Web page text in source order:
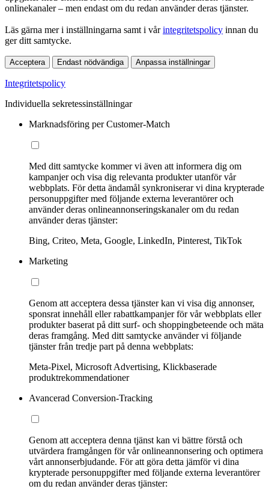
onlinekanaler – men endast om du redan använder deras tjänster.
Läs gärna mer i inställningarna samt i vårintegritetspolicy innan du
ger ditt samtycke.
Acceptera Endast nödvändiga Anpassa inställningar
Integritetspolicy
Individuella sekretessinställningar
Marknadsföring per Customer-Match
Med ditt samtycke kommer vi även att informera dig om
kampanjer och visa dig relevanta produkter utanför vår
webbplats. För detta ändamål synkroniserar vi dina krypterade
personuppgifter med följande externa leverantörer och
använder deras onlineannonseringskanaler om du redan
använder deras tjänster:
Bing, Criteo, Meta, Google, LinkedIn, Pinterest, TikTok
Marketing
Genom att acceptera dessa tjänster kan vi visa dig annonser,
sponsrat innehåll eller rabattkampanjer för vår webbplats eller
produkter baserat på ditt surf- och shoppingbeteende och mäta
deras framgång. Med ditt samtycke använder vi följande
tjänster från tredje part på denna webbplats:
Meta-Pixel, Microsoft Advertising, Klickbaserade
produktrekommendationer
Avancerad Conversion-Tracking
Genom att acceptera denna tjänst kan vi bättre förstå och
utvärdera framgången för vår onlineannonsering och optimera
vårt annonserbjudande. För att göra detta jämför vi dina
krypterade personuppgifter med följande externa leverantörer
om du redan använder deras tjänster: